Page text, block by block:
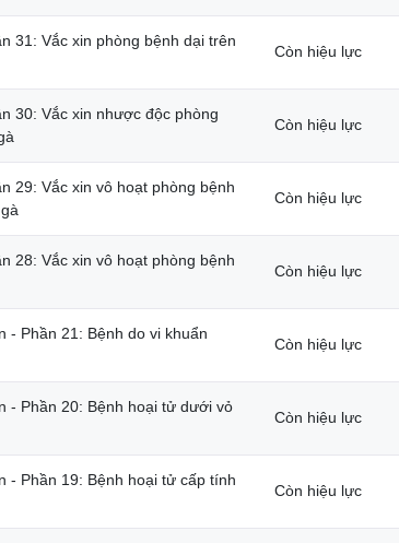
31: Vắc xin phòng bệnh dại trên
Còn hiệu lực
30: Vắc xin nhược độc phòng
Còn hiệu lực
29: Vắc xin vô hoạt phòng bệnh
Còn hiệu lực
28: Vắc xin vô hoạt phòng bệnh
Còn hiệu lực
- Phần 21: Bệnh do vi khuẩn
Còn hiệu lực
- Phần 20: Bệnh hoại tử dưới vỏ
Còn hiệu lực
- Phần 19: Bệnh hoại tử cấp tính
Còn hiệu lực